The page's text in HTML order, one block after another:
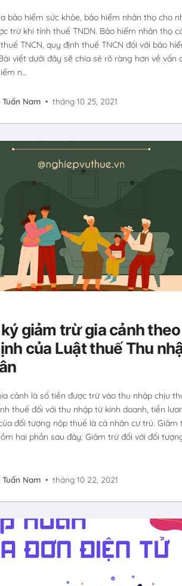
bảo hiểm sức khỏe, bảo hiểm nhân thọ cho
trừ khi tính thuế TNDN. Bảo hiểm nhân thọ
TNCN, quy định thuế TNCN đối với bảo
viết dưới đây sẽ chia sẻ rõ ràng hơn về vấn
n…
Tuấn Nam • tháng 10 25, 2021
giảm trừ gia cảnh theo
của Luật thuế Thu
cảnh là số tiền được trừ vào thu nhập chịu
thuế đối với thu nhập từ kinh doanh, tiền
đối tượng nộp thuế là cá nhân cư trú. Giảm
hai phần sau đây: Giảm trừ đối với đối
Tuấn Nam • tháng 10 22, 2021